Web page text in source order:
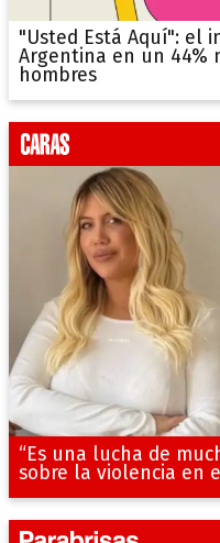
"Usted Está Aquí": el
Argentina en un 44%
hombres
“Es una lucha de
sobre la violencia en